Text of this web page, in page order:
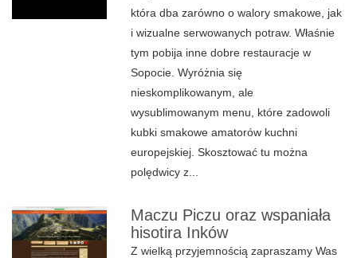
która dba zarówno o walory smakowe, jak
i wizualne serwowanych potraw. Właśnie
tym pobija inne dobre restauracje w
Sopocie. Wyróżnia się
nieskomplikowanym, ale
wysublimowanym menu, które zadowoli
kubki smakowe amatorów kuchni
europejskiej. Skosztować tu można
polędwicy z...
Maczu Piczu oraz wspaniała
hisotira Inków
Z wielką przyjemnością zapraszamy Was